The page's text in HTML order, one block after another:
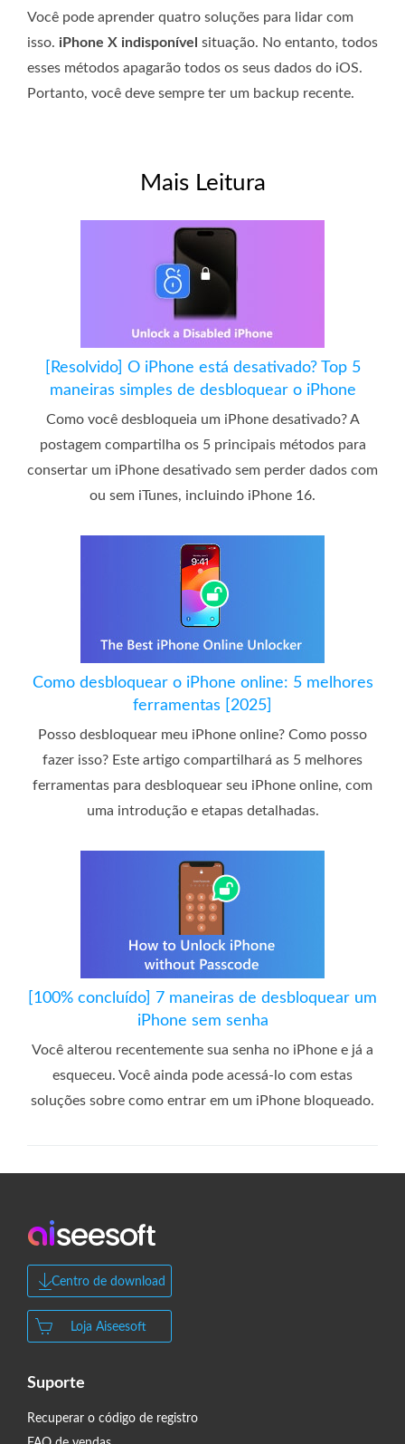
Você pode aprender quatro soluções para lidar com
isso. iPhone X indisponível situação. No entanto, todos
esses métodos apagarão todos os seus dados do iOS.
Portanto, você deve sempre ter um backup recente.
Mais Leitura
[Resolvido] O iPhone está desativado? Top 5
maneiras simples de desbloquear o iPhone
Como você desbloqueia um iPhone desativado? A
postagem compartilha os 5 principais métodos para
consertar um iPhone desativado sem perder dados com
ou sem iTunes, incluindo iPhone 16.
Como desbloquear o iPhone online: 5 melhores
ferramentas [2025]
Posso desbloquear meu iPhone online? Como posso
fazer isso? Este artigo compartilhará as 5 melhores
ferramentas para desbloquear seu iPhone online, com
uma introdução e etapas detalhadas.
[100% concluído] 7 maneiras de desbloquear um
iPhone sem senha
Você alterou recentemente sua senha no iPhone e já a
esqueceu. Você ainda pode acessá-lo com estas
soluções sobre como entrar em um iPhone bloqueado.
Centro de download
Loja Aiseesoft
Suporte
Recuperar o código de registro